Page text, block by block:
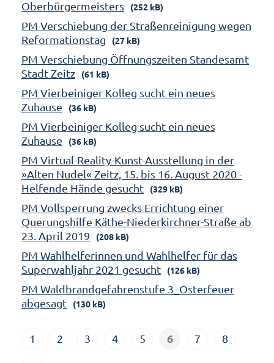
Oberbürgermeisters (252 kB)
PM Verschiebung der Straßenreinigung wegen
Reformationstag
(27 kB)
PM Verschiebung Öffnungszeiten Standesamt
Stadt Zeitz
(61 kB)
PM Vierbeiniger Kolleg sucht ein neues
Zuhause
(36 kB)
PM Vierbeiniger Kolleg sucht ein neues
Zuhause
(36 kB)
PM Virtual-Reality-Kunst-Ausstellung in der
»Alten Nudel« Zeitz, 15. bis 16. August 2020 -
Helfende Hände gesucht
(329 kB)
PM Vollsperrung zwecks Errichtung einer
Querungshilfe Käthe-Niederkirchner-Straße ab
23. April 2019
(208 kB)
PM Wahlhelferinnen und Wahlhelfer für das
Superwahljahr 2021 gesucht
(126 kB)
PM Waldbrandgefahrenstufe 3_Osterfeuer
abgesagt
(130 kB)
1 2 3 4 5 6 7 8